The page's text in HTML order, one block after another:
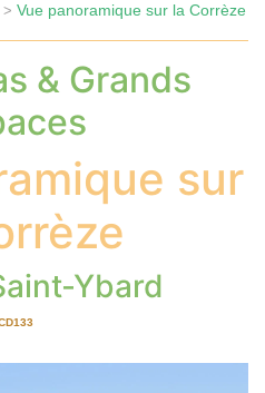
> Vue panoramique sur la Corrèze
& Grands
sur
Ybard